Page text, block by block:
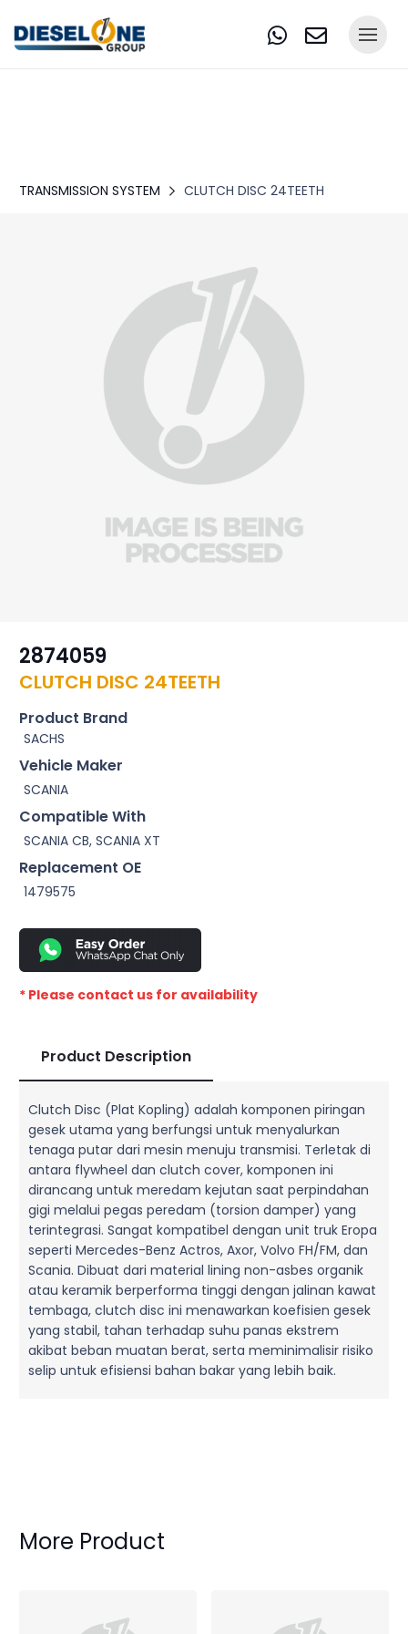
TRANSMISSION SYSTEM CLUTCH DISC 24TEETH
2874059
CLUTCH DISC 24TEETH
Product Brand
SACHS
Vehicle Maker
SCANIA
Compatible With
SCANIA CB, SCANIA XT
Replacement OE
1479575
* Please contact us for availability
Product Description
Clutch Disc (Plat Kopling) adalah komponen piringan
gesek utama yang berfungsi untuk menyalurkan
tenaga putar dari mesin menuju transmisi. Terletak di
antara flywheel dan clutch cover, komponen ini
dirancang untuk meredam kejutan saat perpindahan
gigi melalui pegas peredam (torsion damper) yang
terintegrasi. Sangat kompatibel dengan unit truk Eropa
seperti Mercedes-Benz Actros, Axor, Volvo FH/FM, dan
Scania. Dibuat dari material lining non-asbes organik
atau keramik berperforma tinggi dengan jalinan kawat
tembaga, clutch disc ini menawarkan koefisien gesek
yang stabil, tahan terhadap suhu panas ekstrem
akibat beban muatan berat, serta meminimalisir risiko
selip untuk efisiensi bahan bakar yang lebih baik.
More Product